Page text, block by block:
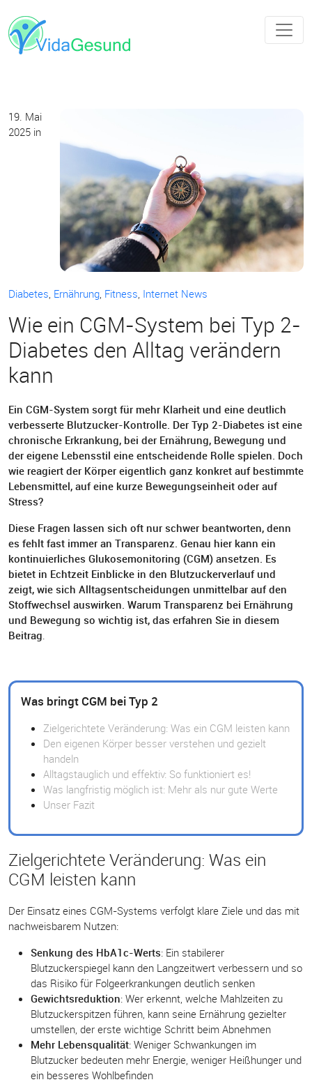
19. Mai
2025 in
Diabetes Ernährung Fitness Internet News
Wie ein CGM-System bei Typ 2-
Diabetes den Alltag verändern
kann
Ein CGM-System sorgt für mehr Klarheit und eine deutlich
verbesserte Blutzucker-Kontrolle. Der Typ 2-Diabetes ist eine
chronische Erkrankung, bei der Ernährung, Bewegung und
der eigene Lebensstil eine entscheidende Rolle spielen. Doch
wie reagiert der Körper eigentlich ganz konkret auf bestimmte
Lebensmittel, auf eine kurze Bewegungseinheit oder auf
Stress?
Diese Fragen lassen sich oft nur schwer beantworten, denn
es fehlt fast immer an Transparenz. Genau hier kann ein
kontinuierliches Glukosemonitoring (CGM) ansetzen. Es
bietet in Echtzeit Einblicke in den Blutzuckerverlauf und
zeigt, wie sich Alltagsentscheidungen unmittelbar auf den
Stoffwechsel auswirken. Warum Transparenz bei Ernährung
und Bewegung so wichtig ist, das erfahren Sie in diesem
Beitrag
Was bringt CGM bei Typ 2
Zielgerichtete Veränderung: Was ein CGM leisten kann
Den eigenen Körper besser verstehen und gezielt
handeln
Alltagstauglich und effektiv: So funktioniert es!
Was langfristig möglich ist: Mehr als nur gute Werte
Unser Fazit
Zielgerichtete Veränderung: Was ein
CGM leisten kann
Der Einsatz eines CGM-Systems verfolgt klare Ziele und das mit
nachweisbarem Nutzen:
Senkung des HbA1c-Werts: Ein stabilerer
Blutzuckerspiegel kann den Langzeitwert verbessern und so
das Risiko für Folgeerkrankungen deutlich senken
Gewichtsreduktion: Wer erkennt, welche Mahlzeiten zu
Blutzuckerspitzen führen, kann seine Ernährung gezielter
umstellen, der erste wichtige Schritt beim Abnehmen
Mehr Lebensqualität: Weniger Schwankungen im
Blutzucker bedeuten mehr Energie, weniger Heißhunger und
ein besseres Wohlbefinden